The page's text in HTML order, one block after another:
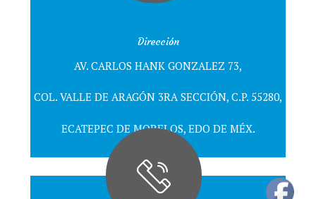
Dirección
AV. CARLOS HANK GONZALEZ 73,
COL. VALLE DE ARAGÓN 3RA SECCIÓN, C.P. 55280,
ECATEPEC DE MORELOS, EDO DE MÉX.